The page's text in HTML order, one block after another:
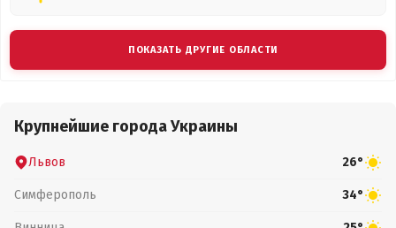
ПОКАЗАТЬ ДРУГИЕ ОБЛАСТИ
Крупнейшие города Украины
Львов 26°
Симферополь 34°